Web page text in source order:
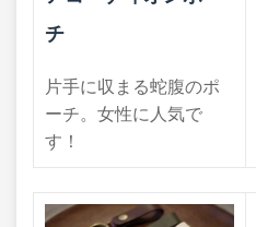
チ
片手に収まる蛇腹のポ
ーチ。​女性に人気で
す！